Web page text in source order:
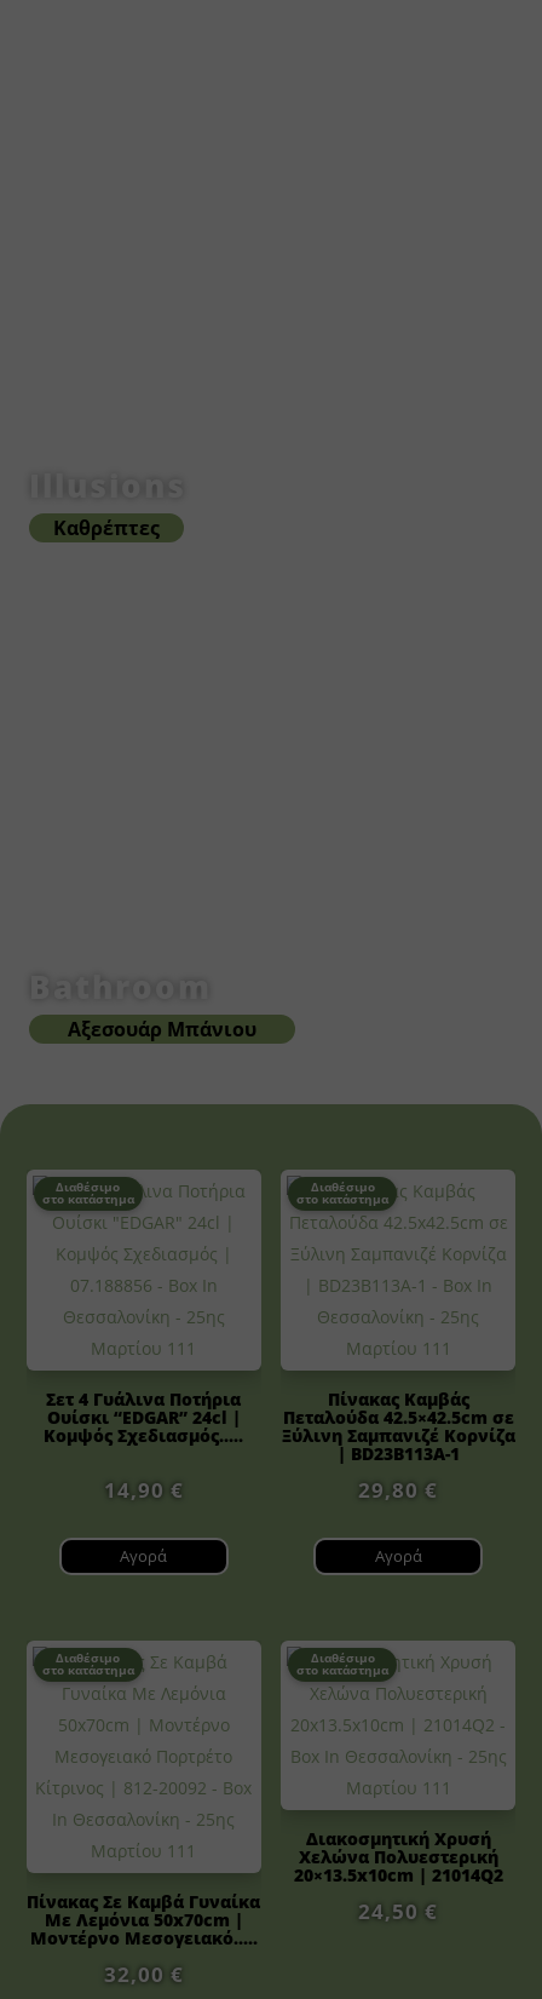
Καθρέπτες
Bathroom
Αξεσουάρ Μπάνιου
Διαθέσιμο
στο κατάστημα
Σετ 4 Γυάλινα Ποτήρια
Ουίσκι “EDGAR” 24cl |
Κομψός Σχεδιασμός.....
14,90 €
Αγορά
Διαθέσιμο
στο κατάστημα
Πίνακας Καμβάς
Πεταλούδα 42.5×42.5cm σε
Ξύλινη Σαμπανιζέ Κορνίζα
| BD23B113A-1
29,80€
Αγορά
Διαθέσιμο
στο κατάστημα
Πίνακας Σε Καμβά Γυναίκα
Με Λεμόνια 50x70cm |
Μοντέρνο Μεσογειακό.....
32,00 €
Διαθέσιμο
στο κατάστημα
Διακοσμητική Χρυσή
Χελώνα Πολυεστερική
20×13.5x10cm | 21014Q2
24,50€